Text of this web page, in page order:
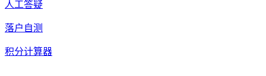
人工答疑
落户自测
积分计算器